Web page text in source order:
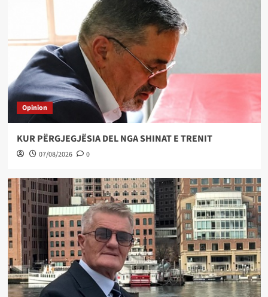
Opinion
KUR PËRGJEGJËSIA DEL NGA SHINAT E TRENIT
07/08/2026 0